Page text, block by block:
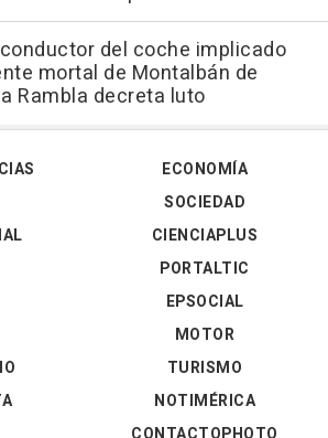
del coche implicado
mortal de Montalbán de
Rambla decreta luto
ECONOMÍA
SOCIEDAD
CIENCIAPLUS
PORTALTIC
EPSOCIAL
MOTOR
TURISMO
NOTIMÉRICA